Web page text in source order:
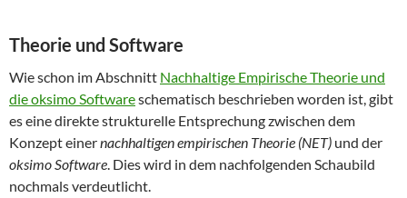
Theorie und Software
Wie schon im Abschnitt Nachhaltige Empirische Theorie und
die oksimo Softwareschematisch beschrieben worden ist, gibt
es eine direkte strukturelle Entsprechung zwischen dem
Konzept einernachhaltigen empirischen Theorie (NET) und der
oksimo Software. Dies wird in dem nachfolgenden Schaubild
nochmals verdeutlicht.